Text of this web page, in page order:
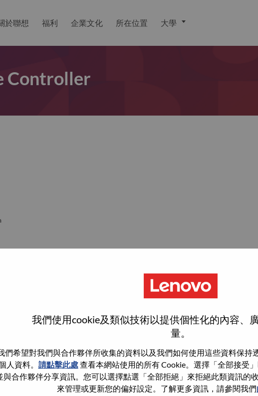
我們使用cookie及類似技術以提供個性化的內容、
量。
們希望對我們與合作夥伴所收集的資料以及我們如何使用這些資料保持
人資料。 請點擊此處查看本網站使用的所有 Cookie。選擇「全部接受
與合作夥伴分享資訊。您可以選擇點選「全部拒絕」來拒絕此類資訊的
來管理或更新您的偏好設定。了解更多資訊，請參閱我們
於聯想 福利 企業文化 所在位置 大學
Controller
America
North Carolina - Morrisville
好處
we say. We own what we do. We WOW our customers.
revenue global technology powerhouse, ranked #196 in the Fortune